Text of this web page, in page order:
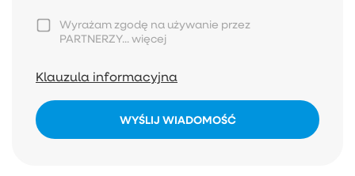
Wyrażam zgodę na używanie przez
PARTNERZY...więcej
Klauzula informacyjna
WYŚLIJ WIADOMOŚĆ